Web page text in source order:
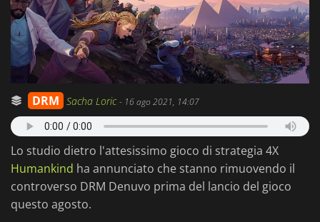
DRM Sacha Loric- 16 ago 2021, 14:07
Lo studio dietro l'attesissimo gioco di strategia 4X
Humankind ha annunciato che stanno rimuovendo il
controverso DRM Denuvo prima del lancio del gioco
questo agosto.